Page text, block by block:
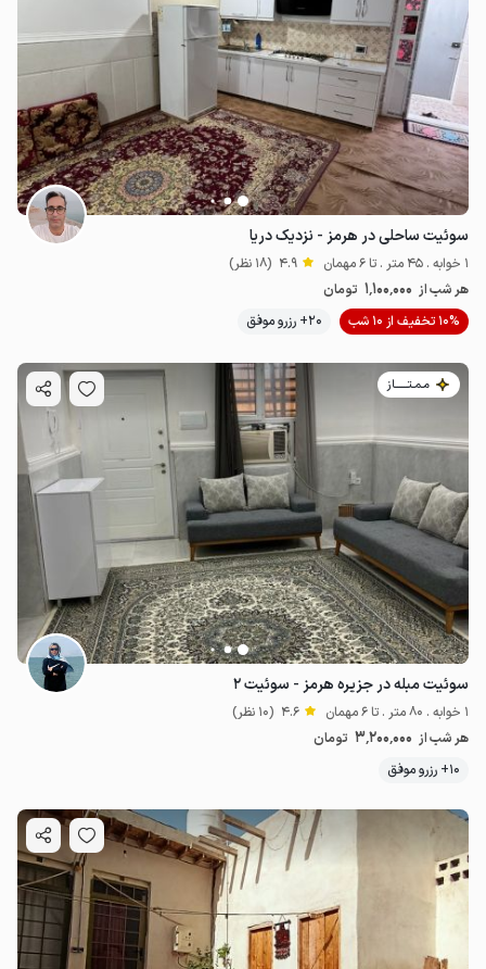
سوئیت ساحلی در هرمز - نزدیک دریا
1 خوابه . 45 متر . تا 6 مهمان 4.9 (18 نظر)
هر شب از 1٬100٬000 تومان
10% تخفیف از 10 شب
20+ رزرو موفق
مـمـتــــــاز
سوئیت مبله در جزیره هرمز - سوئیت ۲
1 خوابه . 80 متر . تا 6 مهمان 4.6 (10 نظر)
هر شب از 3٬200٬000 تومان
10+ رزرو موفق